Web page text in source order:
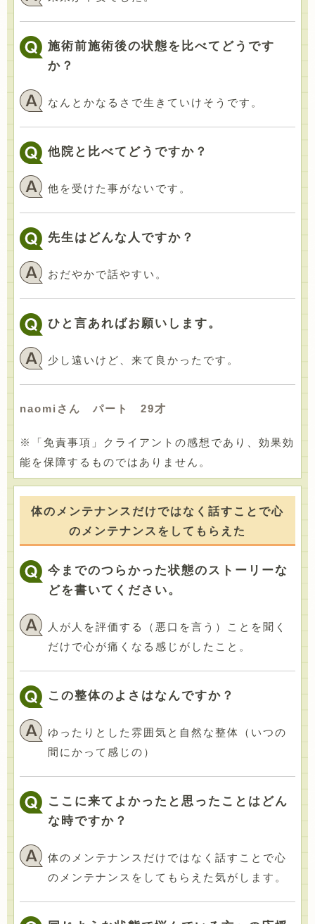
施術前施術後の状態を比べてどうです
か？
なんとかなるさで生きていけそうです。
他院と比べてどうですか？
他を受けた事がないです。
先生はどんな人ですか？
おだやかで話やすい。
ひと言あればお願いします。
少し遠いけど、来て良かったです。
naomiさん パート 29才
※「免責事項」クライアントの感想であり、効果効
能を保障するものではありません。
体のメンテナンスだけではなく話すことで心
のメンテナンスをしてもらえた
今までのつらかった状態のストーリーな
どを書いてください。
人が人を評価する（悪口を言う）ことを聞く
だけで心が痛くなる感じがしたこと。
この整体のよさはなんですか？
ゆったりとした雰囲気と自然な整体（いつの
間にかって感じの）
ここに来てよかったと思ったことはどん
な時ですか？
体のメンテナンスだけではなく話すことで心
のメンテナンスをしてもらえた気がします。